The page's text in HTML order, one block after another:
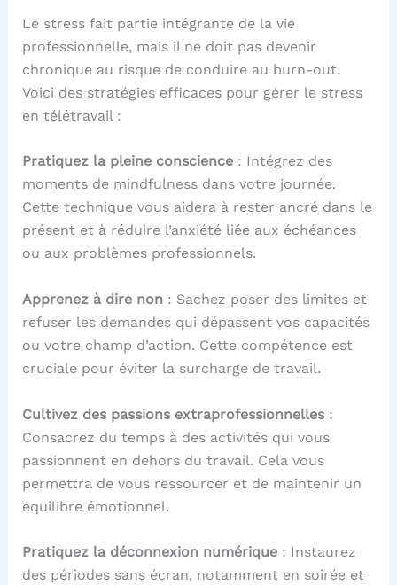
Le stress fait partie intégrante de la vie
professionnelle, mais il ne doit pas devenir
chronique au risque de conduire au burn-out.
Voici des stratégies efficaces pour gérer le stress
en télétravail :
Pratiquez la pleine conscience: Intégrez des
moments de mindfulness dans votre journée.
Cette technique vous aidera à rester ancré dans le
présent et à réduire l’anxiété liée aux échéances
ou aux problèmes professionnels.
Apprenez à dire non : Sachez poser des limites et
refuser les demandes qui dépassent vos capacités
ou votre champ d’action. Cette compétence est
cruciale pour éviter la surcharge de travail.
Cultivez des passions extraprofessionnelles:
Consacrez du temps à des activités qui vous
passionnent en dehors du travail. Cela vous
permettra de vous ressourcer et de maintenir un
équilibre émotionnel.
Pratiquez la déconnexion numérique: Instaurez
des périodes sans écran, notamment en soirée et